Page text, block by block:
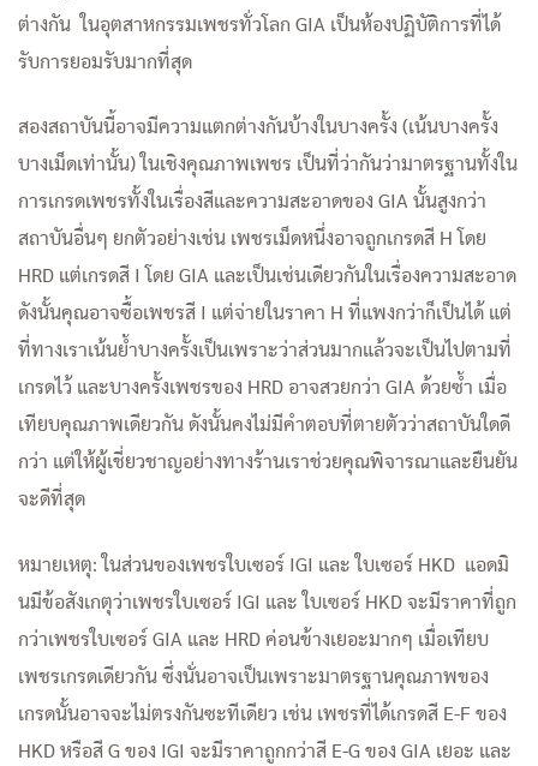
ต่างกัน ในอุตสาหกรรมเพชรทั่วโลก GIA เป็นห้องปฏิบัติการที่ได้
รับการยอมรับมากที่สุด
สองสถาบันนี้อาจมีความแตกต่างกันบ้างในบางครั้ง (เน้นบางครั้ง
บางเม็ดเท่านั้น) ในเชิงคุณภาพเพชร เป็นที่ว่ากันว่ามาตรฐานทั้งใน
การเกรดเพชรทั้งในเรื่องสีและความสะอาดของ GIA นั้นสูงกว่า
สถาบันอื่นๆ ยกตัวอย่างเช่น เพชรเม็ดหนึ่งอาจถูกเกรดสี H โดย
HRD แต่เกรดสี I โดย GIA และเป็นเช่นเดียวกันในเรื่องความสะอาด
ดังนั้นคุณอาจซื้อเพชรสี I แต่จ่ายในราคา H ที่แพงกว่าก็เป็นได้ แต่
ที่ทางเราเน้นย้ำบางครั้งเป็นเพราะว่าส่วนมากแล้วจะเป็นไปตามที่
เกรดไว้ และบางครั้งเพชรของ HRD อาจสวยกว่า GIA ด้วยซ้ำ เมื่อ
เทียบคุณภาพเดียวกัน ดังนั้นคงไม่มีคำตอบที่ตายตัวว่าสถาบันใดดี
กว่า แต่ให้ผู้เชี่ยวชาญอย่างทางร้านเราช่วยคุณพิจารณาและยืนยัน
จะดีที่สุด
หมายเหตุ: ในส่วนของเพชรใบเซอร์ IGI และ ใบเซอร์ HKD แอดมิ
นมีข้อสังเกตุว่าเพชรใบเซอร์ IGI และ ใบเซอร์ HKD จะมีราคาที่ถูก
กว่าเพชรใบเซอร์ GIA และ HRD ค่อนข้างเยอะมากๆ เมื่อเทียบ
เพชรเกรดเดียวกัน ซึ่งนั่นอาจเป็นเพราะมาตรฐานคุณภาพของ
เกรดนั้นอาจจะไม่ตรงกันซะทีเดียว เช่น เพชรที่ได้เกรดสี E-F ของ
HKD หรือสี G ของ IGI จะมีราคาถูกกว่าสี E-G ของ GIA เยอะ และ